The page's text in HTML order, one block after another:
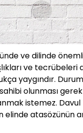
ve dilinde
ve tecrübeleri
yaygındır.
olunması
istemez.
elinde atasözünün